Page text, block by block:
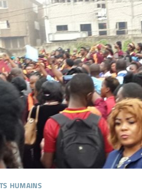
humains